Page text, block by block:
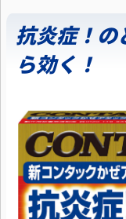
抗炎症！の
ら効く！